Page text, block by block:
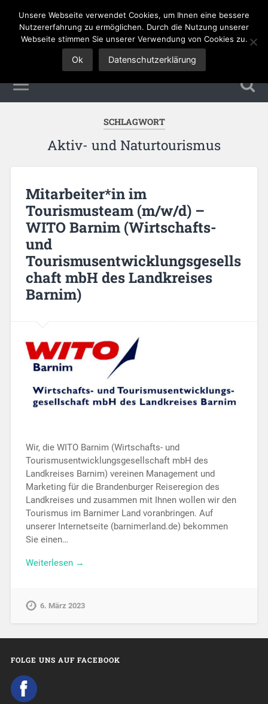
Tourismus Jobs
SCHLAGWORT
Aktiv- und Naturtourismus
Mitarbeiter*in im
Tourismusteam (m/w/d) –
WITO Barnim (Wirtschafts-
und
Tourismusentwicklungsgesells
chaft mbH des Landkreises
Barnim)
Wir, die WITO Barnim (Wirtschafts- und
Tourismusentwicklungsgesellschaft mbH des
Landkreises Barnim) vereinen Management und
Marketing für die Brandenburger Reiseregion des
Landkreises und zusammen mit Ihnen wollen wir den
Tourismus im Barnimer Land voranbringen. Auf
unserer Internetseite (barnimerland.de) bekommen
Sie einen…
Weiterlesen →
6. März 2023
FOLGE UNS AUF FACEBOOK
Unsere Webseite verwendet Cookies, um Ihnen eine bessere
Nutzererfahrung zu ermöglichen. Durch die Nutzung unserer
Webseite stimmen Sie unserer Verwendung von Cookies zu.
Ok Datenschutzerklärung